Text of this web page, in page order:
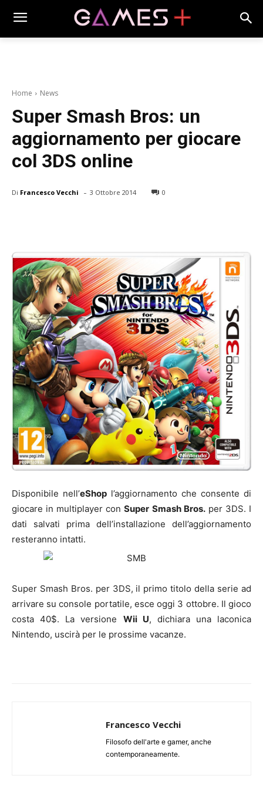
Home News
Super Smash Bros: un
aggiornamento per giocare
col 3DS online
Di Francesco Vecchi - 3 Ottobre 2014 0
Disponibile nell’eShop l’aggiornamento che consente di
giocare in multiplayer conSuper Smash Bros.per 3DS. I
dati salvati prima dell’installazione dell’aggiornamento
resteranno intatti.
Super Smash Bros. per 3DS, il primo titolo della serie ad
arrivare su console portatile, esce oggi 3 ottobre. Il gioco
costa 40$. La versione Wii U, dichiara una laconica
Nintendo, uscirà per le prossime vacanze.
Francesco Vecchi
Filosofo dell'arte e gamer, anche
contemporaneamente.